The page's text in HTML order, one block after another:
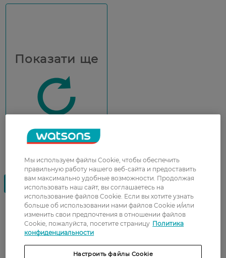
Показати ще
Мужская косметика для тела —
ежедневный уход, свежесть и
Мы используем файлы Cookie, чтобы обеспечить
правильную работу нашего веб-сайта и предоставить
вам максимально удобные возможности. Продолжая
использовать наш сайт, вы соглашаетесь на
использование файлов Cookie. Если вы хотите узнать
больше об использовании нами файлов Cookie и/или
изменить свои предпочтения в отношении файлов
Cookie, пожалуйста, посетите страницу Политика
конфиденциальности
Настроить файлы Cookie